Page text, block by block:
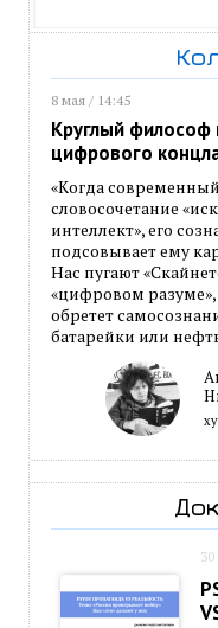
8 мая / 14:45
Круглый философ
цифрового
«Когда
словосочетание
интеллект», его
подсовывает ему
Нас пугают
«цифровом
обретет
батарейки или